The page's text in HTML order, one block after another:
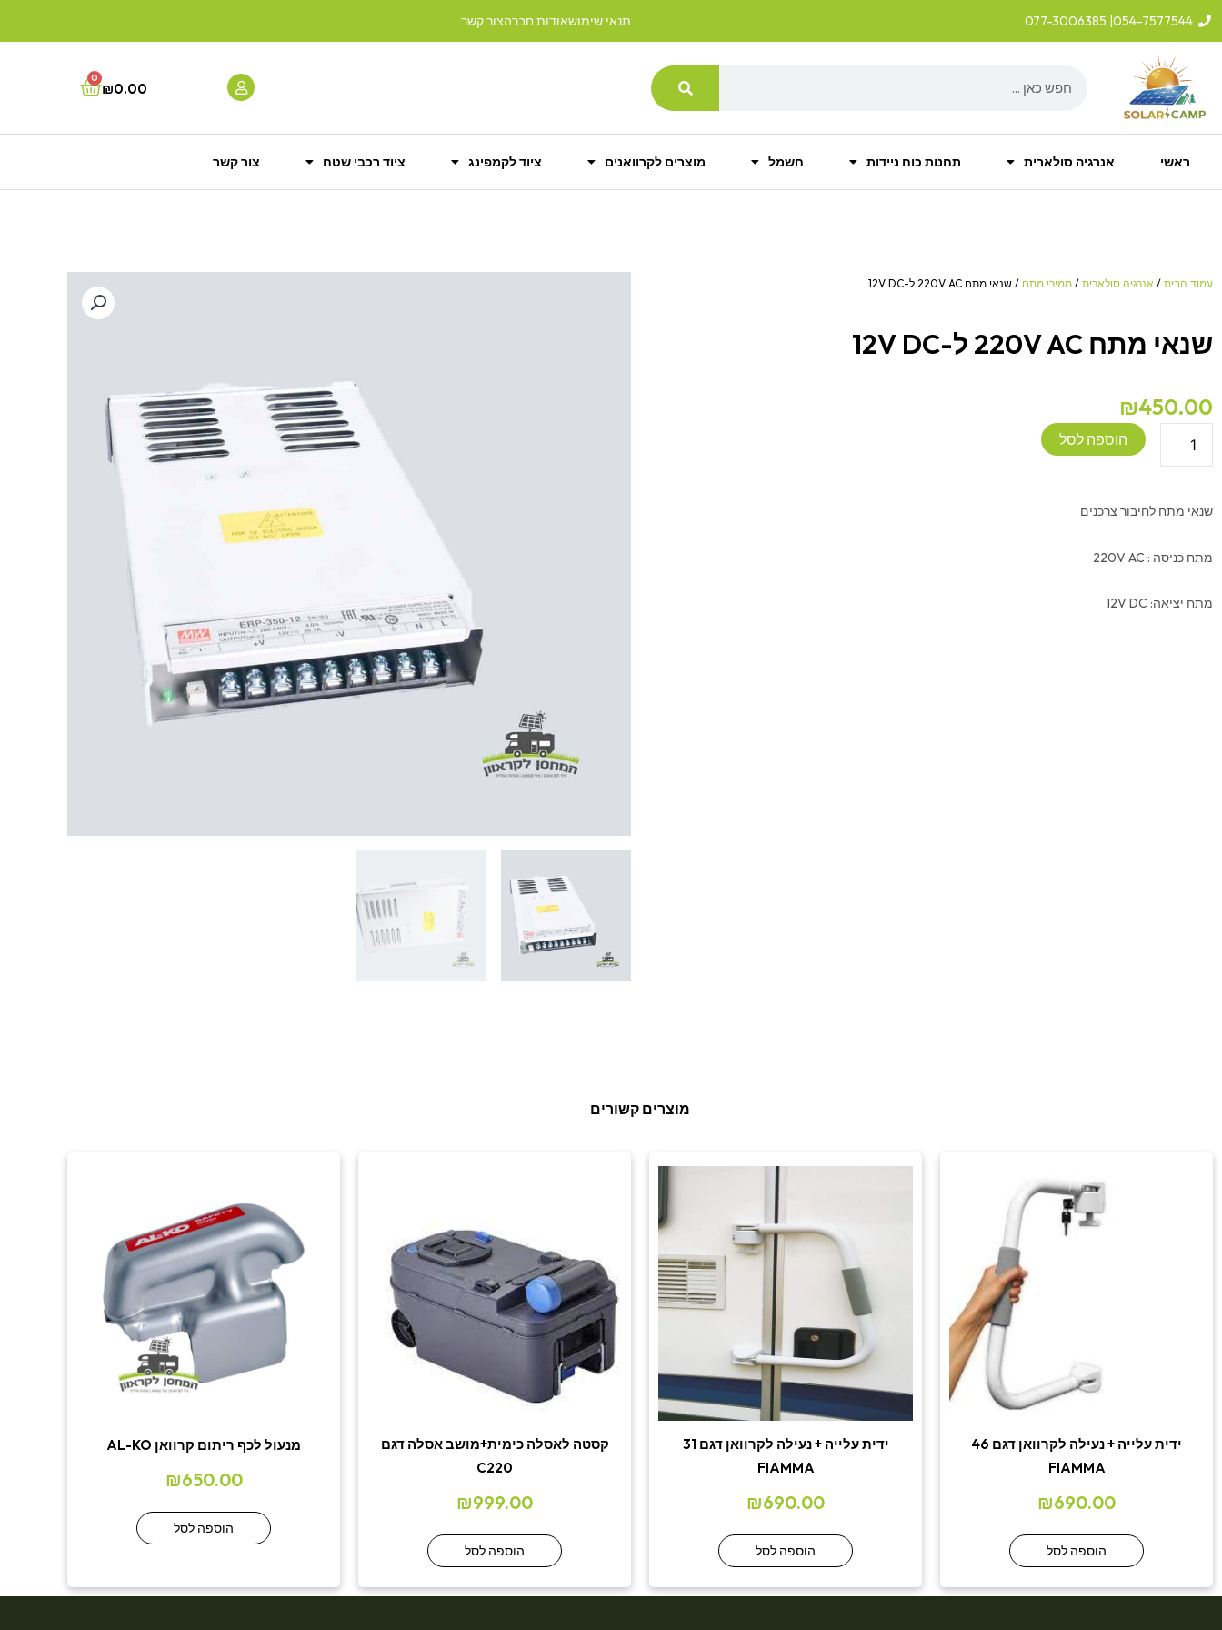
דילוג
054-7577544
| 077-3006385 תנאי שימושאודות חברהצור קשר
₪0.00
0
Cart
ראשי אנרגיה סולארית תחנות כוח ניידות חשמל מוצרים לקרוואנים ציוד לקמפינג ציוד רכבי שטח צור קשר
עמוד הבית / אנרגיה סולארית / ממירי מתח / שנאי מתח 220V AC ל-12V DC
שנאי מתח 220V AC ל-12V DC
₪450.00
מתח
AC
DC
הוספה לסל
שנאי מתח לחיבור צרכנים
מתח כניסה : 220V AC
מתח יציאה: 12V DC
מוצרים קשורים
ידית עלייה + נעילה לקרוואן דגם 46
FIAMMA
₪690.00
הוספה לסל
ידית עלייה + נעילה לקרוואן דגם 31
FIAMMA
₪690.00
הוספה לסל
קסטה לאסלה כימית+מושב אסלה דגם
C220
₪999.00
הוספה לסל
מנעול לכף ריתום קרוואן AL-KO
₪650.00
הוספה לסל